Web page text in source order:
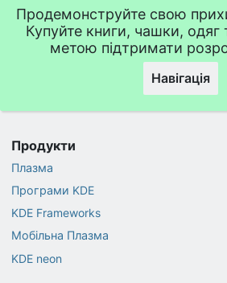
Продемонструйте свою
Купуйте книги, чашки, одяг
метою підтримати
Навігація
Продукти
Плазма
Програми KDE
KDE Frameworks
Мобільна Плазма
KDE neon